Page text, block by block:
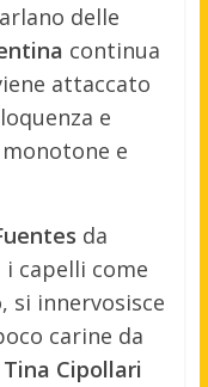
delle
continua
attaccato
e
e
da
i capelli come
si innervosisce
carine da
Tina Cipollari